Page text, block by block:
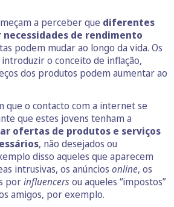
a perceber que diferentes
necessidades de rendimento
podem mudar ao longo da vida. Os
o conceito de inflação,
dos produtos podem aumentar ao
que o contacto com a internet se
que estes jovens tenham a
ofertas de produtos e serviços
, não desejados ou
disso aqueles que aparecem
intrusivas, os anúncios online, os
porinfluencersou aqueles “impostos”
amigos, por exemplo.